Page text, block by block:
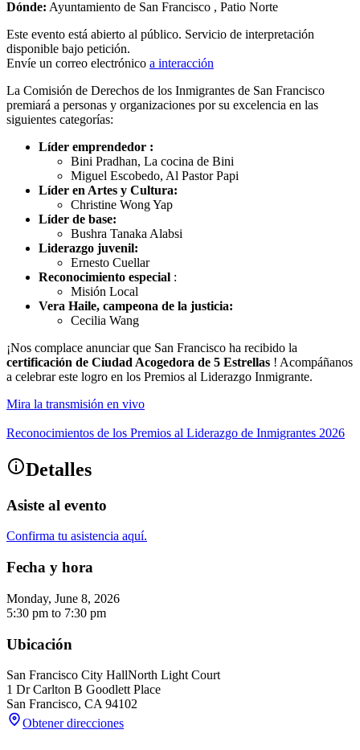
Dónde: Ayuntamiento de San Francisco , Patio Norte
Este evento está abierto al público. Servicio de interpretación
disponible bajo petición.
Envíe un correo electrónico a interacción
La Comisión de Derechos de los Inmigrantes de San Francisco
premiará a personas y organizaciones por su excelencia en las
siguientes categorías:
Líder emprendedor :
Bini Pradhan, La cocina de Bini
Miguel Escobedo, Al Pastor Papi
Líder en Artes y Cultura:
Christine Wong Yap
Líder de base:
Bushra Tanaka Alabsi
Liderazgo juvenil:
Ernesto Cuellar
Reconocimiento especial :
Misión Local
Vera Haile, campeona de la justicia:
Cecilia Wang
¡Nos complace anunciar que San Francisco ha recibido la
certificación de Ciudad Acogedora de 5 Estrellas ! Acompáñanos
a celebrar este logro en los Premios al Liderazgo Inmigrante.
Mira la transmisión en vivo
Reconocimientos de los Premios al Liderazgo de Inmigrantes 2026
Detalles
Asiste al evento
Confirma tu asistencia aquí.
Fecha y hora
Monday, June 8, 2026
5:30 pm to 7:30 pm
Ubicación
San Francisco City HallNorth Light Court
1 Dr Carlton B Goodlett Place
San Francisco, CA 94102
Obtener direcciones